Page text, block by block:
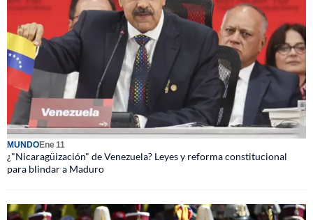
MUNDOEne 11
¿"Nicaragüización" de Venezuela? Leyes y reforma constitucional
para blindar a Maduro